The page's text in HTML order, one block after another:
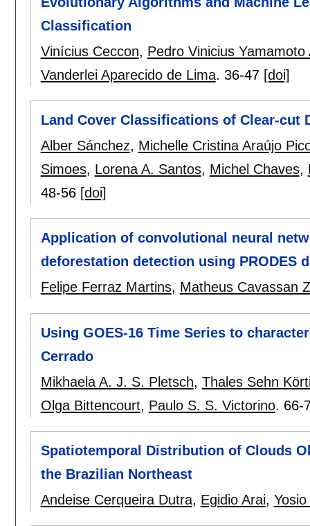
Classification
Vinícius Ceccon, Pedro Vinicius
Vanderlei Aparecido de Lima. 36-47 [doi]
Land Cover Classifications of Clear-cut
Alber Sánchez, Michelle Cristina Araújo
Simoes, Lorena A. Santos, Michel Chaves,
48-56 [doi]
Application of convolutional neural
deforestation detection using PRODES
Felipe Ferraz Martins, Matheus Cavassan
Using GOES-16 Time Series to
Cerrado
Mikhaela A. J. S. Pletsch, Thales Sehn
Olga Bittencourt, Paulo S. S. Victorino. 66-
Spatiotemporal Distribution of Clouds
the Brazilian Northeast
Andeise Cerqueira Dutra, Egidio Arai,